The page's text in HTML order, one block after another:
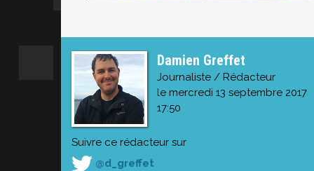
Damien Greffet
Journaliste / Rédacteur
le mercredi 13 septembre 2017
17:50
Suivre ce rédacteur sur
@d_greffet